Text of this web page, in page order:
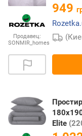
Продавец:
SONMIR_homes
949
Elite